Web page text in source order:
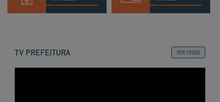
TV PREFEITURA VER TODOS